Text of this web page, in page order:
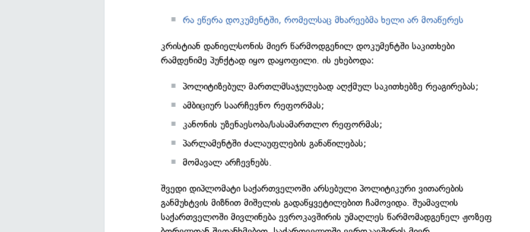
რა ეწერა დოკუმენტში, რომელსაც მხარეებმა ხელი არ მოაწერეს
კრისტიან დანიელსონის მიერ წარმოდგენილ დოკუმენტში საკითხები
რამდენიმე პუნქტად იყო დაყოფილი. ის ეხებოდა:
პოლიტიზებულ მართლმსაჯულებად აღქმულ საკითხებზე რეაგირებას;
ამბიციურ საარჩევნო რეფორმას;
კანონის უზენაესობა/სასამართლო რეფორმას;
პარლამენტში ძალაუფლების განაწილებას;
მომავალ არჩევნებს.
შვედი დიპლომატი საქართველოში არსებული პოლიტიკური ვითარების
განმუხტვის მიზნით მიშელის გადაწყვეტილებით ჩამოვიდა. შუამავლის
საქართველოში მივლინება ევროკავშირის უმაღლეს წარმომადგენელ ჟოზეფ